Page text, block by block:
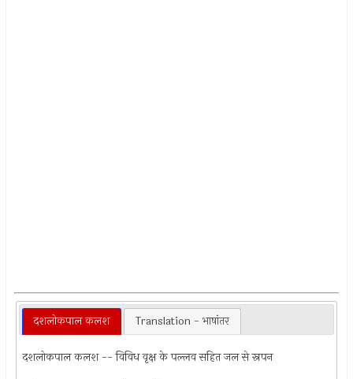
दशलोकपाल कलश Translation - भाषांतर
दशलोकपाल कलश -- विविध वृक्ष के पल्लव सहित जल से स्नपन